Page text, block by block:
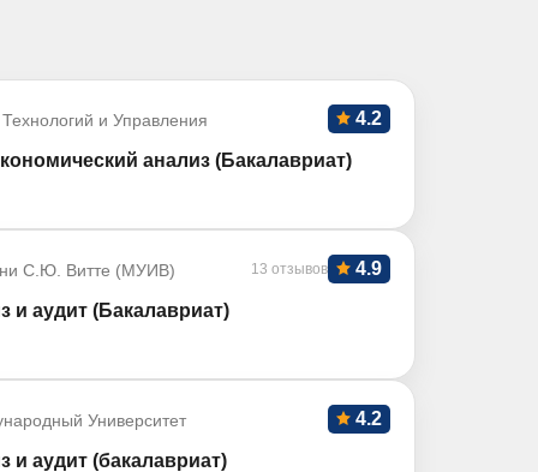
и Управления 4.2
анализ (Бакалавриат)
С.Ю. Витте (МУИВ) 13 отзывов 4.9
и аудит (Бакалавриат)
Университет 4.2
и аудит (бакалавриат)